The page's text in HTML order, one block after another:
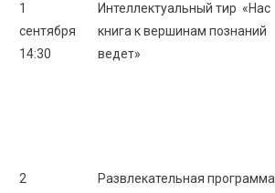
1
сентября
14:30
Интеллектуальный тир «Нас
книга к вершинам познаний
ведет»
2
Развлекательная программа